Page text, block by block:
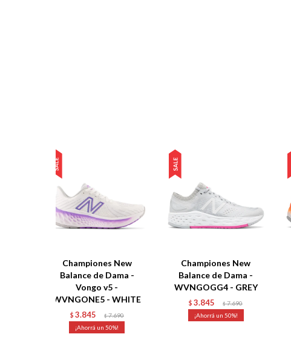
Championes New
Balance de Dama -
Vongo v5 -
WVNGONE5 - WHITE
$ 3.845 $ 7.690
50
Championes New
Balance de Dama -
WVNGOGG4 - GREY
$ 3.845 $ 7.690
50